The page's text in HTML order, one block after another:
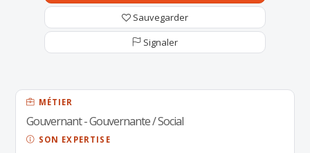
Sauvegarder
Signaler
MÉTIER
Gouvernant - Gouvernante / Social
SON EXPERTISE